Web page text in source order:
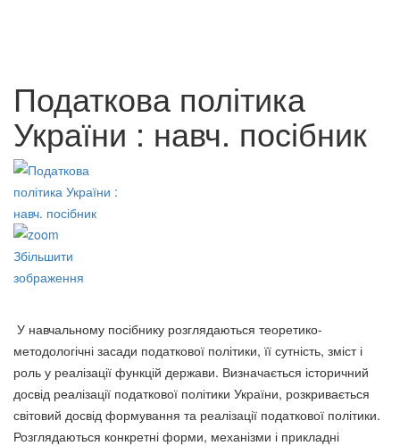
зміцнення
75 грн.
75 грн.
Кордіальна філософія
української педагогіки серця
Василя Сухомлинського
75 грн.
Податкова політика
України : навч. посібник
Збільшити
зображення
У навчальному посібнику розглядаються теоретико-
методологічні засади податкової політики, її сутність, зміст і
роль у реалізації функцій держави. Визначається історичний
досвід реалізації податкової політики України, розкривається
світовий досвід формування та реалізації податкової політики.
Розглядаються конкретні форми, механізми і прикладні